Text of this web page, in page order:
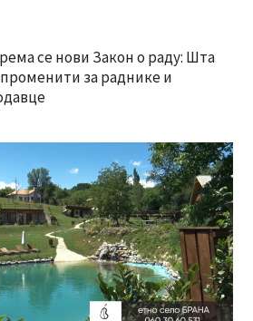
се нови Закон о раду: Шта
за раднике и